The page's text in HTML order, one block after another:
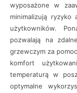
wyposażone w
minimalizują
użytkowników.
pozwalają na
grzewczym za
komfort
temperaturą w
optymalne